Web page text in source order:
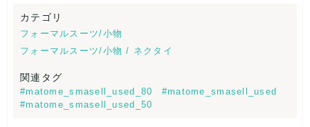
カテゴリ
フォーマルスーツ/小物
フォーマルスーツ/小物 / ネクタイ
関連タグ
#matome_smasell_used_80
#matome_smasell_used
#matome_smasell_used_50